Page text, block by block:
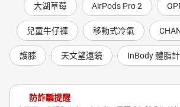
大湖草莓 AirPods Pro 2
兒童牛仔褲 移動式冷氣
護膝 天文望遠鏡 InBody 體脂計
防詐騙提醒